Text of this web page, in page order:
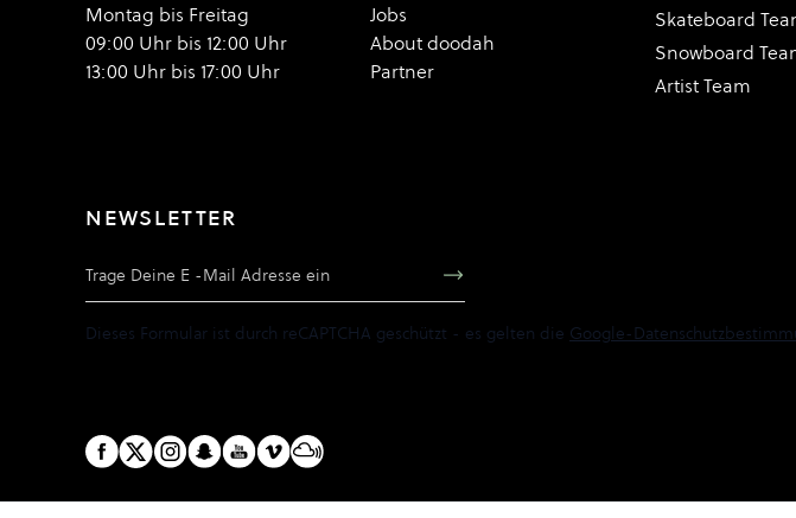
Montag bis Freitag
09:00 Uhr bis 12:00 Uhr
13:00 Uhr bis 17:00 Uhr
Jobs
About doodah
Partner
Skateboard
Snowboard
Artist Team
NEWSLETTER
Dieses Formular ist durch reCAPTCHA geschützt - es gelten die Google-